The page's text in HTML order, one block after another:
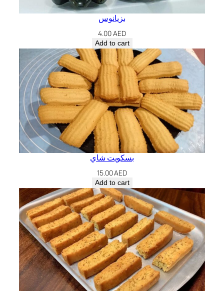
بزيانوس
4.00AED
Add to cart
بسكويت شاي
15.00AED
Add to cart